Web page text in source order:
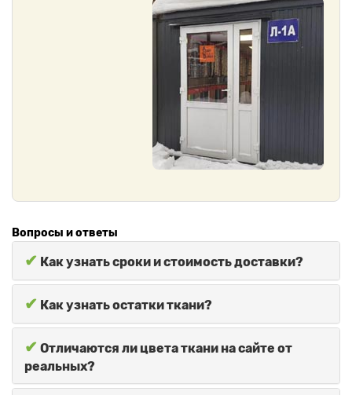
Вопросы и ответы
✔ Как узнать сроки и стоимость доставки?
✔ Как узнать остатки ткани?
✔ Отличаются ли цвета ткани на сайте от
реальных?